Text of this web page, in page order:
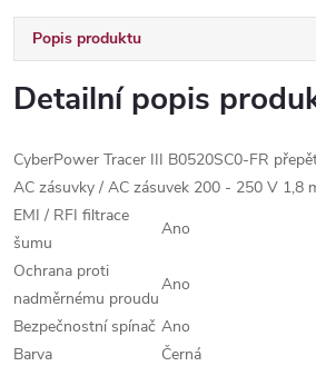
Popis produktu
Detailní popis
CyberPower Tracer III B0520SC0-FR
AC zásuvky / AC zásuvek 200 - 250 V 1,8
EMI / RFI filtrace
šumu
Ano
Ochrana proti
nadměrnému proudu
Ano
Bezpečnostní spínač Ano
Barva
Černá